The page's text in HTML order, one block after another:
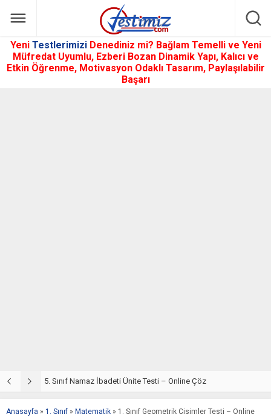
Yeni Testlerimizi Denediniz mi? Bağlam Temelli ve Yeni
Müfredat Uyumlu, Ezberi Bozan Dinamik Yapı, Kalıcı ve
Etkin Öğrenme, Motivasyon Odaklı Tasarım, Paylaşılabilir
Başarı
5. Sınıf Namaz İbadeti Ünite Testi – Online Çöz
Anasayfa » 1. Sınıf » Matematik » 1. Sınıf Geometrik Cisimler Testi – Online